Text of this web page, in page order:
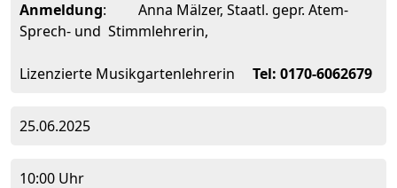
Anmeldung: Anna Mälzer, Staatl. gepr. Atem-
Sprech- und Stimmlehrerin,
Lizenzierte Musikgartenlehrerin Tel: 0170-6062679
25.06.2025
10:00 Uhr